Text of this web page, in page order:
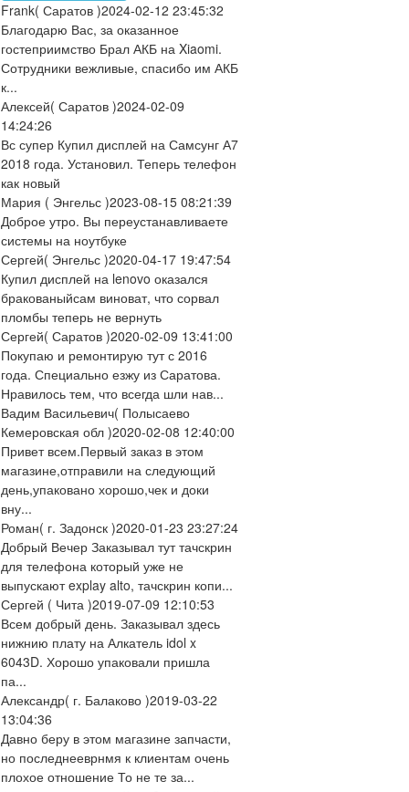
Frank( Саратов )2024-02-12 23:45:32
Благодарю Вас, за оказанное
гостеприимство Брал АКБ на Xiaomi.
Сотрудники вежливые, спасибо им АКБ
к...
Алексей( Саратов )2024-02-09
14:24:26
Вс супер Купил дисплей на Самсунг А7
2018 года. Установил. Теперь телефон
как новый
Мария ( Энгельс )2023-08-15 08:21:39
Доброе утро. Вы переустанавливаете
системы на ноутбуке
Сергей( Энгельс )2020-04-17 19:47:54
Купил дисплей на lenovo оказался
бракованыйсам виноват, что сорвал
пломбы теперь не вернуть
Сергей( Саратов )2020-02-09 13:41:00
Покупаю и ремонтирую тут с 2016
года. Специально езжу из Саратова.
Нравилось тем, что всегда шли нав...
Вадим Васильевич( Полысаево
Кемеровская обл )2020-02-08 12:40:00
Привет всем.Первый заказ в этом
магазине,отправили на следующий
день,упаковано хорошо,чек и доки
вну...
Роман( г. Задонск )2020-01-23 23:27:24
Добрый Вечер Заказывал тут тачскрин
для телефона который уже не
выпускают explay alto, тачскрин копи...
Сергей ( Чита )2019-07-09 12:10:53
Всем добрый день. Заказывал здесь
нижнию плату на Алкатель idol x
6043D. Хорошо упаковали пришла
па...
Александр( г. Балаково )2019-03-22
13:04:36
Давно беру в этом магазине запчасти,
но последнееврнмя к клиентам очень
плохое отношение То не те за...